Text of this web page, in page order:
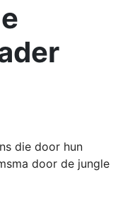
die door hun
door de jungle